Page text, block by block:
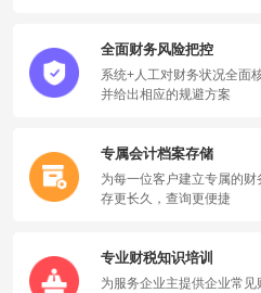
全面财务风险把控
系统+人工对财务状况全面
并给出相应的规避方案
专属会计档案存储
为每一位客户建立专属的
存更长久，查询更便捷
专业财税知识培训
为服务企业主提供企业常